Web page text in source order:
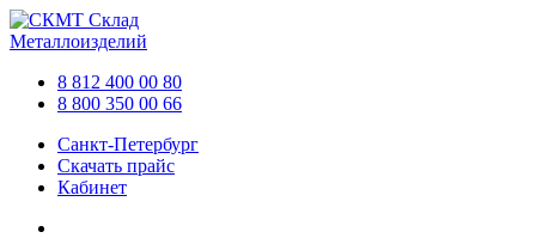
Склад
Металлоизделий
8 812 400 00 80
8 800 350 00 66
Санкт-Петербург
Скачать прайс
Кабинет